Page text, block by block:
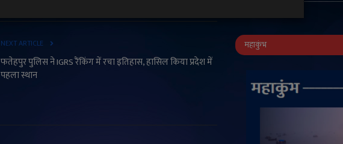
NEXT ARTICLE
फतेहपुर पुलिस ने IGRS रैंकिंग में रचा इतिहास, हासिल किया प्रदेश में
पहला स्थान
महाकुंभ